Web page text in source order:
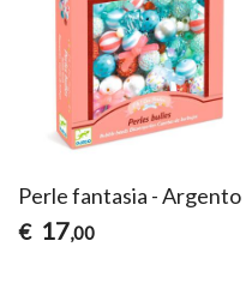
Perle fantasia - Argento
€ 17,00